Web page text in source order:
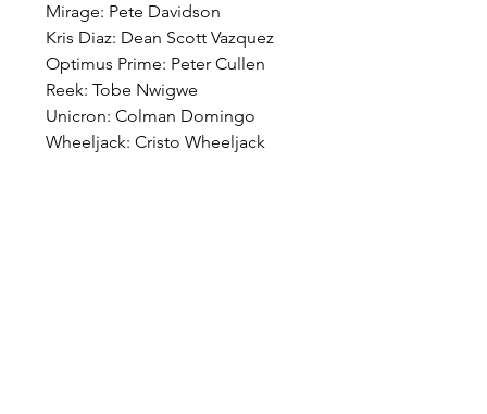
Mirage: Pete Davidson
Kris Diaz: Dean Scott Vazquez
Optimus Prime: Peter Cullen
Reek: Tobe Nwigwe
Unicron: Colman Domingo
Wheeljack: Cristo Wheeljack